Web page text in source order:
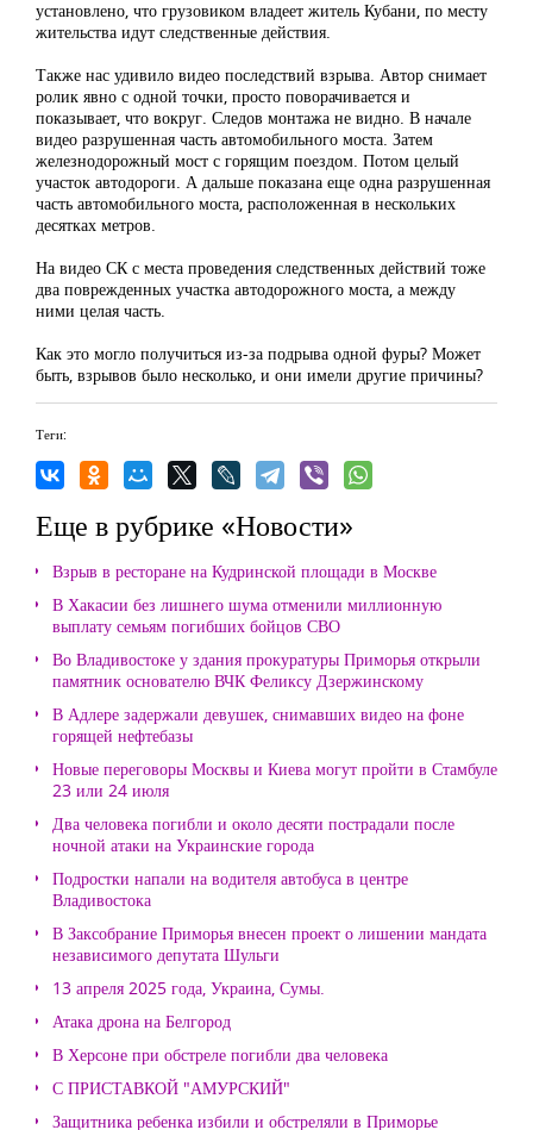
установлено, что грузовиком владеет житель Кубани, по месту
жительства идут следственные действия.
Также нас удивило видео последствий взрыва. Автор снимает
ролик явно с одной точки, просто поворачивается и
показывает, что вокруг. Следов монтажа не видно. В начале
видео разрушенная часть автомобильного моста. Затем
железнодорожный мост с горящим поездом. Потом целый
участок автодороги. А дальше показана еще одна разрушенная
часть автомобильного моста, расположенная в нескольких
десятках метров.
На видео СК с места проведения следственных действий тоже
два поврежденных участка автодорожного моста, а между
ними целая часть.
Как это могло получиться из-за подрыва одной фуры? Может
быть, взрывов было несколько, и они имели другие причины?
Теги:
Еще в рубрике «Новости»
Взрыв в ресторане на Кудринской площади в Москве
В Хакасии без лишнего шума отменили миллионную
выплату семьям погибших бойцов СВО
Во Владивостоке у здания прокуратуры Приморья открыли
памятник основателю ВЧК Феликсу Дзержинскому
В Адлере задержали девушек, снимавших видео на фоне
горящей нефтебазы
Новые переговоры Москвы и Киева могут пройти в Стамбуле
23 или 24 июля
Два человека погибли и около десяти пострадали после
ночной атаки на Украинские города
Подростки напали на водителя автобуса в центре
Владивостока
В Заксобрание Приморья внесен проект о лишении мандата
независимого депутата Шульги
13 апреля 2025 года, Украина, Сумы.
Атака дрона на Белгород
В Херсоне при обстреле погибли два человека
С ПРИСТАВКОЙ "АМУРСКИЙ"
Защитника ребенка избили и обстреляли в Приморье